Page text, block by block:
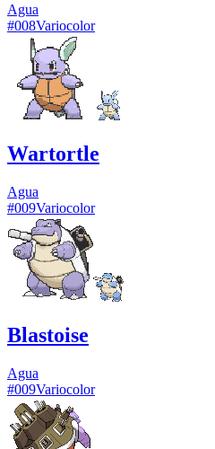
Agua
#008Variocolor
Wartortle
Agua
#009Variocolor
Blastoise
Agua
#009Variocolor